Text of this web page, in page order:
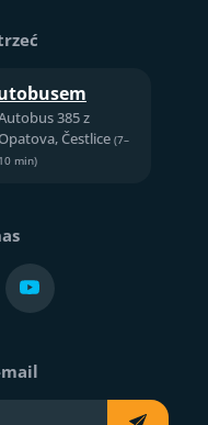
385 z
Čestlice (7–
10 min)